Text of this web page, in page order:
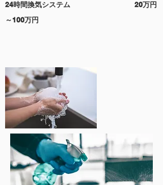
24時間換気システム 20万円
～100万円